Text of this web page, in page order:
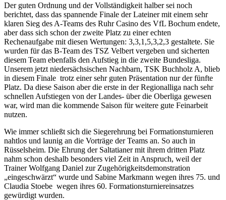
Der guten Ordnung und der Vollständigkeit halber sei noch
berichtet, dass das spannende Finale der Lateiner mit einem sehr
klaren Sieg des A-Teams des Ruhr Casino des VfL Bochum endete,
aber dass sich schon der zweite Platz zu einer echten
Rechenaufgabe mit diesen Wertungen: 3,3,1,5,3,2,3 gestaltete. Sie
wurden für das B-Team des TSZ Velbert vergeben und sicherten
diesem Team ebenfalls den Aufstieg in die zweite Bundesliga.
Unserem jetzt niedersächsischen Nachbarn, TSK Buchholz A, blieb
in diesem Finale trotz einer sehr guten Präsentation nur der fünfte
Platz. Da diese Saison aber die erste in der Regionalliga nach sehr
schnellen Aufstiegen von der Landes- über die Oberliga gewesen
war, wird man die kommende Saison für weitere gute Feinarbeit
nutzen.
Wie immer schließt sich die Siegerehrung bei Formationsturnieren
nahtlos und launig an die Vorträge der Teams an. So auch in
Rüsselsheim. Die Ehrung der Saltatianer mit ihrem dritten Platz
nahm schon deshalb besonders viel Zeit in Anspruch, weil der
Trainer Wolfgang Daniel zur Zugehörigkeitsdemonstration
„eingeschwärzt“ wurde und Sabine Markmann wegen ihres 75. und
Claudia Stoebe wegen ihres 60. Formationsturniereinsatzes
gewürdigt wurden.